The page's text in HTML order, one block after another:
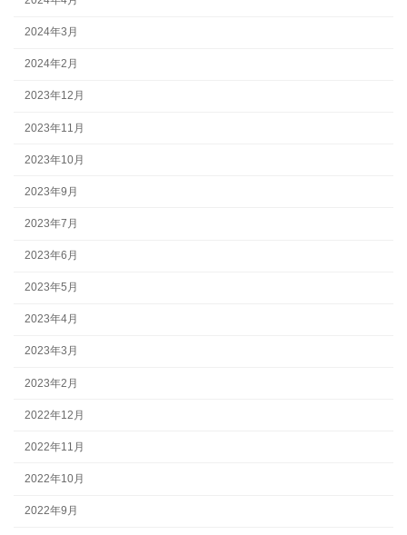
2024年3月
2024年2月
2023年12月
2023年11月
2023年10月
2023年9月
2023年7月
2023年6月
2023年5月
2023年4月
2023年3月
2023年2月
2022年12月
2022年11月
2022年10月
2022年9月